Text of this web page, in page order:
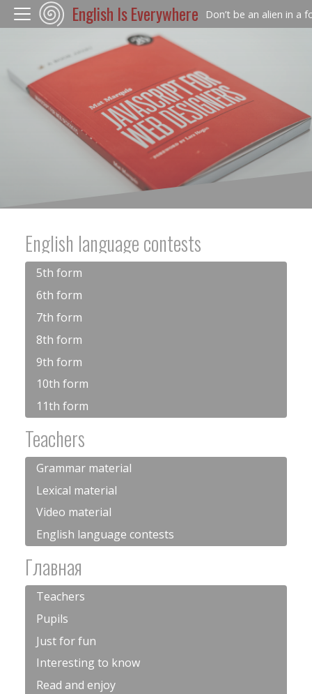
English Is Everywhere Don’t be an alien in a
English language contests
5th form
6th form
7th form
8th form
9th form
10th form
11th form
Teachers
Grammar material
Lexical material
Video material
English language contests
Главная
Teachers
Pupils
Just for fun
Interesting to know
Read and enjoy